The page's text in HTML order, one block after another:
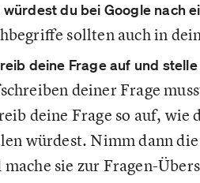
würdest du bei Google nach
sollten auch in
deine Frage auf und
deiner Frage
deine Frage so auf,
würdest. Nimm dann
mache sie zur Fragen-